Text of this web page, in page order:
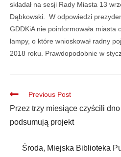
składał na sesji Rady Miasta 13
Dąbkowski. W odpowiedzi
GDDKiA nie poinformowała miasta
lampy, o które wnioskował radny
2018 roku. Prawdopodobnie w
Previous Post
Przez trzy miesiące czyścili
podsumują projekt
Środa, Miejska Biblioteka